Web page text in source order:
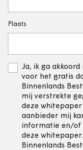
Plaats
Ja, ik ga
voor het gratis
Binnenlands
mij verstrekte
deze
aanbieder mij
informatie en/of
deze
Binnenlands